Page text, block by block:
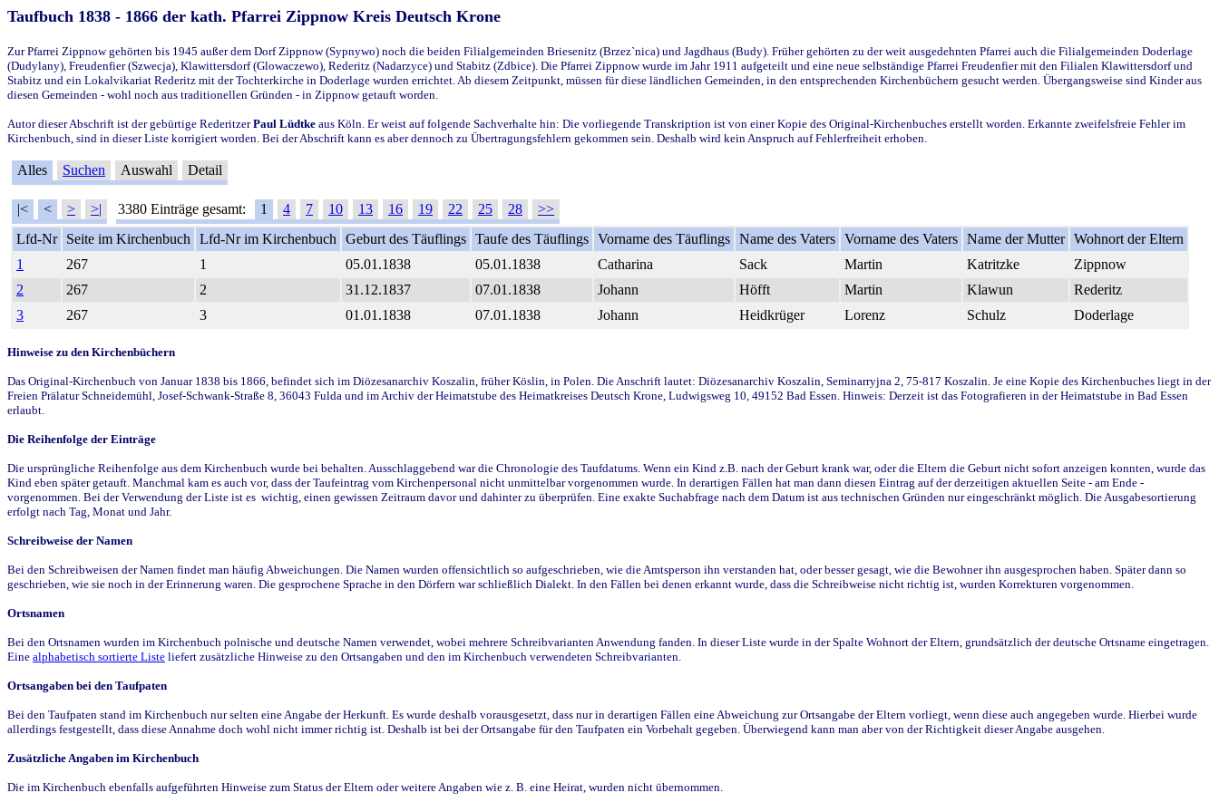
Taufbuch 1838 - 1866 der kath. Pfarrei Zippnow Kreis Deutsch Krone
Zur Pfarrei Zippnow gehörten bis 1945 außer dem Dorf Zippnow (Sypnywo) noch die beiden Filialgemeinden Briesenitz (Brzez`nica) und Jagdhaus (Budy). Früher gehörten zu der weit ausgedehnten Pfarrei auch die Filialgemeinden Doderlage
(Dudylany), Freudenfier (Szwecja), Klawittersdorf (Glowaczewo), Rederitz (Nadarzyce) und Stabitz (Zdbice). Die Pfarrei Zippnow wurde im Jahr 1911 aufgeteilt und eine neue selbständige Pfarrei Freudenfier mit den Filialen Klawittersdorf und
Stabitz und ein Lokalvikariat Rederitz mit der Tochterkirche in Doderlage wurden errichtet. Ab diesem Zeitpunkt, müssen für diese ländlichen Gemeinden, in den entsprechenden Kirchenbüchern gesucht werden. Übergangsweise sind Kinder aus
diesen Gemeinden - wohl noch aus traditionellen Gründen - in Zippnow getauft worden.
Autor dieser Abschrift ist der gebürtige RederitzerPaul Lüdtke aus Köln. Er weist auf folgende Sachverhalte hin: Die vorliegende Transkription ist von einer Kopie des Original-Kirchenbuches erstellt worden. Erkannte zweifelsfreie Fehler im
Kirchenbuch, sind in dieser Liste korrigiert worden. Bei der Abschrift kann es aber dennoch zu Übertragungsfehlern gekommen sein. Deshalb wird kein Anspruch auf Fehlerfreiheit erhoben.
Alles Suchen Auswahl Detail
|< < > >| 3380 Einträge gesamt: 1 4 7 10 13 16 19 22 25 28
>>
Lfd-Nr
Seite im Kirchenbuch Lfd-Nr im Kirchenbuch Geburt des Täuflings Taufe des Täuflings Vorname des Täuflings Name des Vaters Vorname des Vaters Name der Mutter Wohnort der Eltern
1
267 1 05.01.1838 05.01.1838 Catharina Sack Martin Katritzke
Zippnow
2
267 2 31.12.1837 07.01.1838 Johann Höfft Martin Klawun
Rederitz
3
267 3 01.01.1838 07.01.1838 Johann Heidkrüger Lorenz Schulz Doderlage
Hinweise zu den Kirchenbüchern
Das Original-Kirchenbuch von Januar 1838 bis 1866, befindet sich im Diözesanarchiv Koszalin, früher Köslin, in Polen. Die Anschrift lautet: Diözesanarchiv Koszalin, Seminarryjna 2, 75-817 Koszalin. Je eine Kopie des Kirchenbuches liegt in der
Freien Prälatur Schneidemühl, Josef-Schwank-Straße 8, 36043 Fulda und im Archiv der Heimatstube des Heimatkreises Deutsch Krone, Ludwigsweg 10, 49152 Bad Essen. Hinweis: Derzeit ist das Fotografieren in der Heimatstube in Bad Essen
erlaubt.
Die Reihenfolge der Einträge
Die ursprüngliche Reihenfolge aus dem Kirchenbuch wurde bei behalten. Ausschlaggebend war die Chronologie des Taufdatums. Wenn ein Kind z.B. nach der Geburt krank war, oder die Eltern die Geburt nicht sofort anzeigen konnten, wurde das
Kind eben später getauft. Manchmal kam es auch vor, dass der Taufeintrag vom Kirchenpersonal nicht unmittelbar vorgenommen wurde. In derartigen Fällen hat man dann diesen Eintrag auf der derzeitigen aktuellen Seite - am Ende -
vorgenommen. Bei der Verwendung der Liste ist es wichtig, einen gewissen Zeitraum davor und dahinter zu überprüfen. Eine exakte Suchabfrage nach dem Datum ist aus technischen Gründen nur eingeschränkt möglich. Die Ausgabesortierung
erfolgt nach Tag, Monat und Jahr.
Schreibweise der Namen
Bei den Schreibweisen der Namen findet man häufig Abweichungen. Die Namen wurden offensichtlich so aufgeschrieben, wie die Amtsperson ihn verstanden hat, oder besser gesagt, wie die Bewohner ihn ausgesprochen haben. Später dann so
geschrieben, wie sie noch in der Erinnerung waren. Die gesprochene Sprache in den Dörfern war schließlich Dialekt. In den Fällen bei denen erkannt wurde, dass die Schreibweise nicht richtig ist, wurden Korrekturen vorgenommen.
Ortsnamen
Bei den Ortsnamen wurden im Kirchenbuch polnische und deutsche Namen verwendet, wobei mehrere Schreibvarianten Anwendung fanden. In dieser Liste wurde in der Spalte Wohnort der Eltern, grundsätzlich der deutsche Ortsname eingetragen.
Eine alphabetisch sortierte Liste liefert zusätzliche Hinweise zu den Ortsangaben und den im Kirchenbuch verwendeten Schreibvarianten.
Ortsangaben bei den Taufpaten
Bei den Taufpaten stand im Kirchenbuch nur selten eine Angabe der Herkunft. Es wurde deshalb vorausgesetzt, dass nur in derartigen Fällen eine Abweichung zur Ortsangabe der Eltern vorliegt, wenn diese auch angegeben wurde. Hierbei wurde
allerdings festgestellt, dass diese Annahme doch wohl nicht immer richtig ist. Deshalb ist bei der Ortsangabe für den Taufpaten ein Vorbehalt gegeben. Überwiegend kann man aber von der Richtigkeit dieser Angabe ausgehen.
Zusätzliche Angaben im Kirchenbuch
Die im Kirchenbuch ebenfalls aufgeführten Hinweise zum Status der Eltern oder weitere Angaben wie z. B. eine Heirat, wurden nicht übernommen.